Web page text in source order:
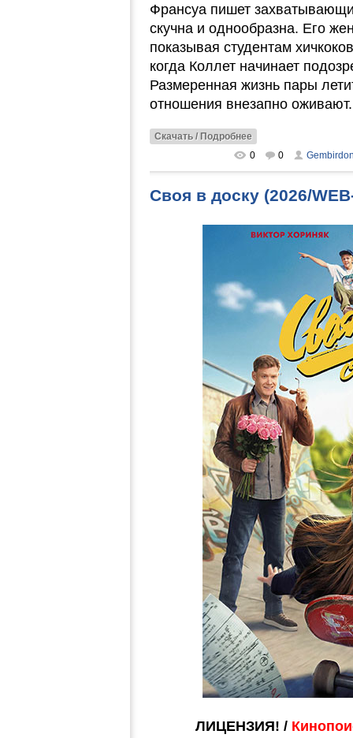
Франсуа пишет
скучна и однообразна. Его
показывая студентам
когда Коллет начинает
Размеренная жизнь пары
отношения внезапно оживают.
Скачать / Подробнее
0
0
Своя в доску (2026/
ЛИЦЕНЗИЯ! /